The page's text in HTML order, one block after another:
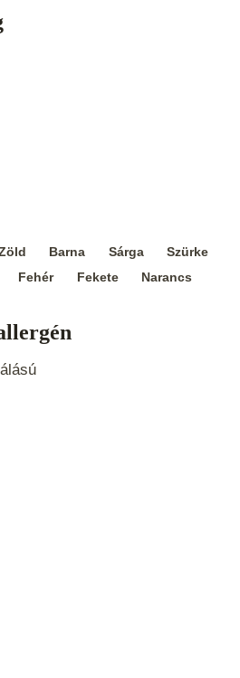
Barna Sárga
Szürke
Fehér Fekete
Narancs